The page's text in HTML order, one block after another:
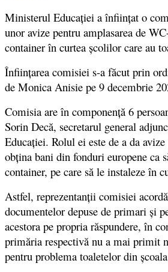
Ministerul Educației a înființat o
unor avize pentru amplasarea de
container în curtea școlilor care au
Înființarea comisiei s-a făcut prin
de Monica Anisie pe 9 decembrie
Comisia are în componență 6
Sorin Decă, secretarul general
Educației. Rolul ei este de a da
obțina bani din fonduri europene ca
container, pe care să le instaleze în
Astfel, reprezentanții comisiei
documentelor depuse de primari și
acestora pe propria răspundere, în
primăria respectivă nu a mai primit
pentru problema toaletelor din